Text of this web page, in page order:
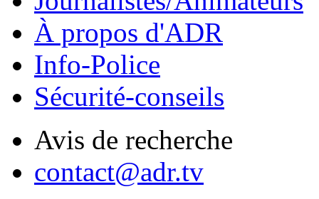
À propos d'ADR
Info-Police
Sécurité-conseils
Avis de recherche
contact@adr.tv